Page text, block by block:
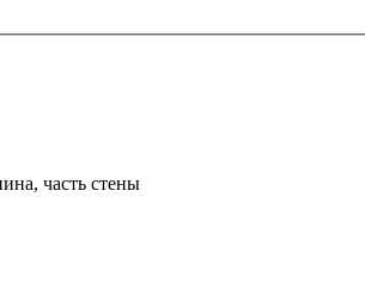
часть стены